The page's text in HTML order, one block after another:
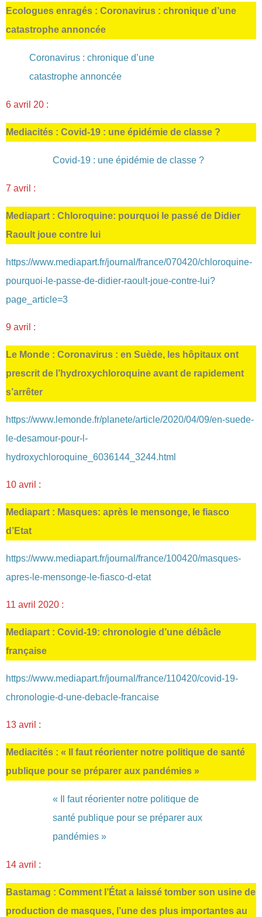
Ecologues enragés : Coronavirus : chronique d’une
catastrophe annoncée
Coronavirus : chronique d’une
catastrophe annoncée
6 avril 20 :
Mediacités : Covid‐19 : une épidémie de classe ?
Covid-19 : une épidémie de classe ?
7 avril :
Mediapart : Chloroquine: pourquoi le passé de Didier
Raoult joue contre lui
https://www.mediapart.fr/journal/france/070420/chloroquine-
pourquoi-le-passe-de-didier-raoult-joue-contre-lui?
page_article=3
9 avril :
Le Monde : Coronavirus : en Suède, les hôpitaux ont
prescrit de l’hydroxychloroquine avant de rapidement
s’arrêter
https://www.lemonde.fr/planete/article/2020/04/09/en-suede-
le-desamour-pour-l-
hydroxychloroquine_6036144_3244.html
10 avril :
Mediapart : Masques: après le mensonge, le fiasco
d’Etat
https://www.mediapart.fr/journal/france/100420/masques-
apres-le-mensonge-le-fiasco-d-etat
11 avril 2020 :
Mediapart : Covid-19: chronologie d’une débâcle
française
https://www.mediapart.fr/journal/france/110420/covid-19-
chronologie-d-une-debacle-francaise
13 avril :
Mediacités : « Il faut réorienter notre politique de santé
publique pour se préparer aux pandémies »
« Il faut réorienter notre politique de
santé publique pour se préparer aux
pandémies »
14 avril :
Bastamag : Comment l’État a laissé tomber son usine de
production de masques, l’une des plus importantes au